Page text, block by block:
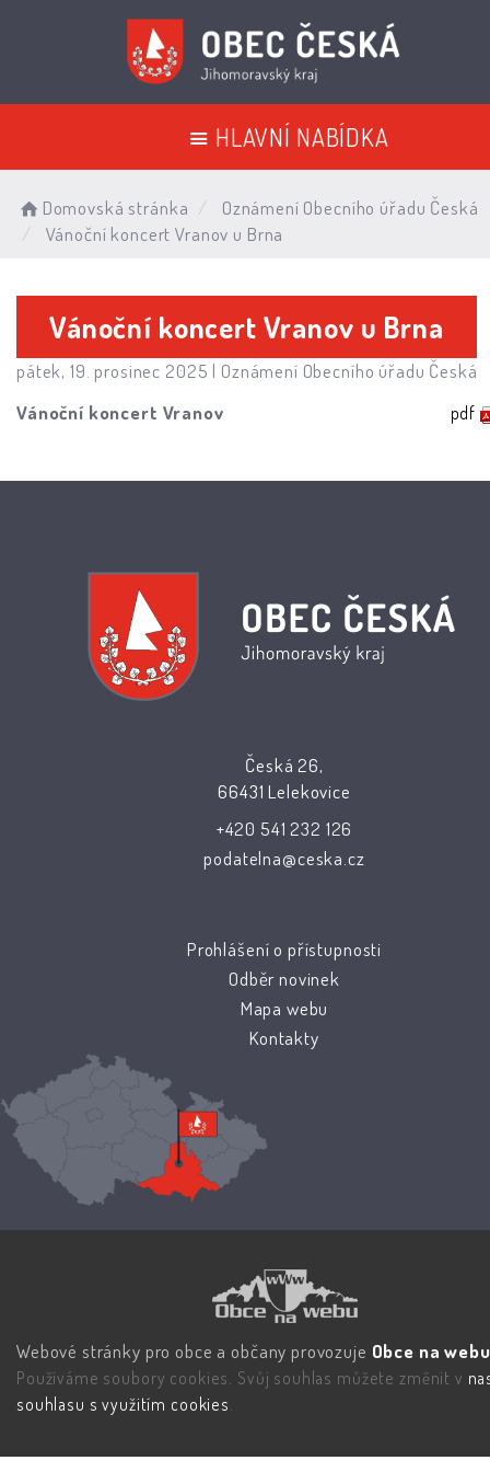
HLAVNÍ NABÍDKA
Domovská stránka
Oznámení Obecního úřadu Česká
Vánoční koncert Vranov u Brna
Vánoční koncert Vranov u Brna
pátek, 19. prosinec 2025 | Oznámení Obecního úřadu Česká
Vánoční koncert Vranov
pdf
Česká 26,
66431 Lelekovice
+420 541 232 126
podatelna@ceska.cz
Prohlášení o přístupnosti
Odběr novinek
Mapa webu
Kontakty
Webové stránky pro obce a občany provozuje Obce na
Používáme soubory cookies. Svůj souhlas můžete změnit v
souhlasu s využitím cookies.